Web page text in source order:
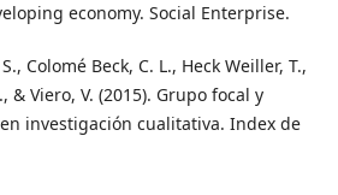
economy. Social Enterprise.
Colomé Beck, C. L., Heck Weiller, T.,
& Viero, V. (2015). Grupo focal y
investigación cualitativa. Index de